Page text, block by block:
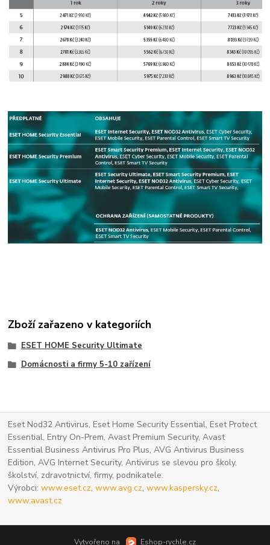
Zboží zařazeno v kategoriích
ESET HOME Security Ultimate
Domácnosti a firmy 5-10 zařízení
Eset Nod32 Antivirus, Eset Home Security Essential, Eset Protect
Essential, Entry On-Prem, Avast Premium Security, Avast
Essential Business Antivirus Pro Plus, AVG Antivirus Business
Edition, AVG Internet Security, Antivirus se slevou pro školy,
školství, zdravotnictví, firmy, podnikatele.
Výrobci:www.eset.cz,www.avg.cz,www.kaspersky.cz,
www.avast.cz
Vytvořeno na Eshop-rychle.cz